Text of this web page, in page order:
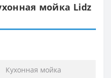
мойка Lidz
Кухонная мойка